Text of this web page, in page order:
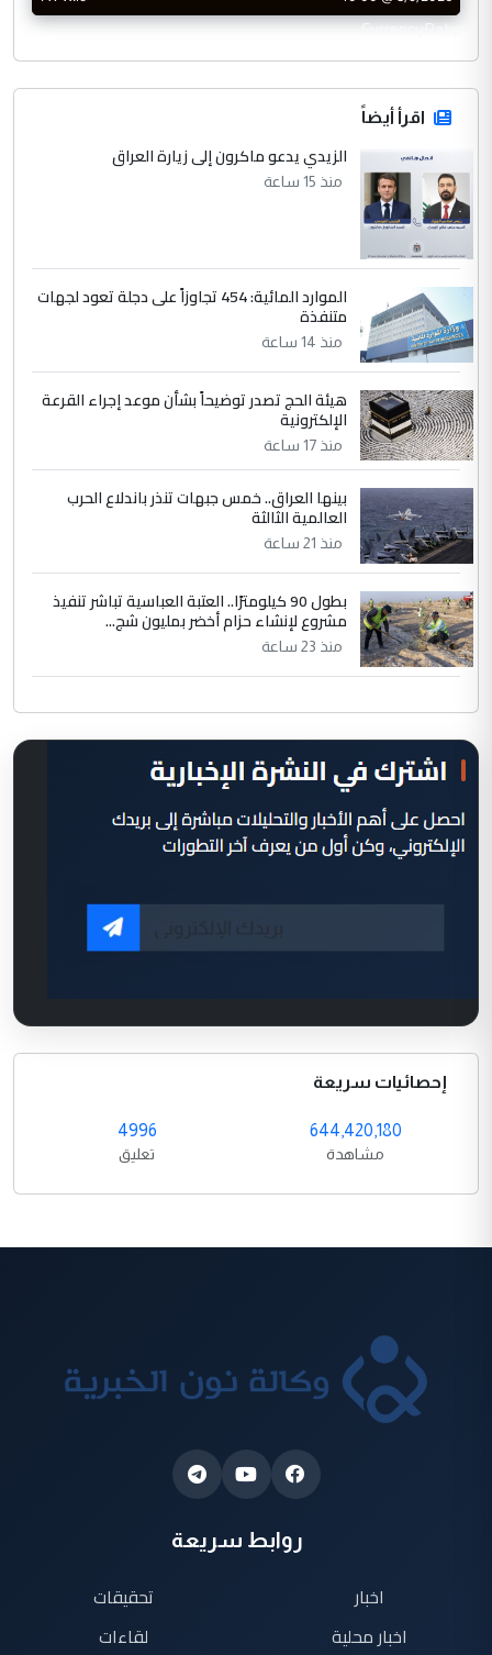
CurrencyRate
اقرأ أيضاً
الزيدي يدعو ماكرون إلى زيارة العراق
منذ 15 ساعة
الموارد المائية: 454 تجاوزاً على دجلة تعود لجهات
متنفذة
منذ 14 ساعة
هيئة الحج تصدر توضيحاً بشأن موعد إجراء القرعة
الإلكترونية
منذ 17 ساعة
بينها العراق.. خمس جبهات تنذر باندلاع الحرب
العالمية الثالثة
منذ 21 ساعة
بطول 90 كيلومترًا.. العتبة العباسية تباشر تنفيذ
مشروع لإنشاء حزام أخضر بمليون شج...
منذ 23 ساعة
إحصائيات سريعة
644,420,180
مشاهدة
4996
تعليق
روابط سريعة
اخبار
اخبار محلية
تحقيقات
لقاءات